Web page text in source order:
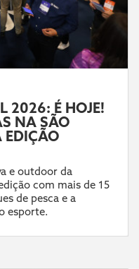
2026: É HOJE!
NA SÃO
EDIÇÃO
e outdoor da
com mais de 15
de pesca e a
esporte.